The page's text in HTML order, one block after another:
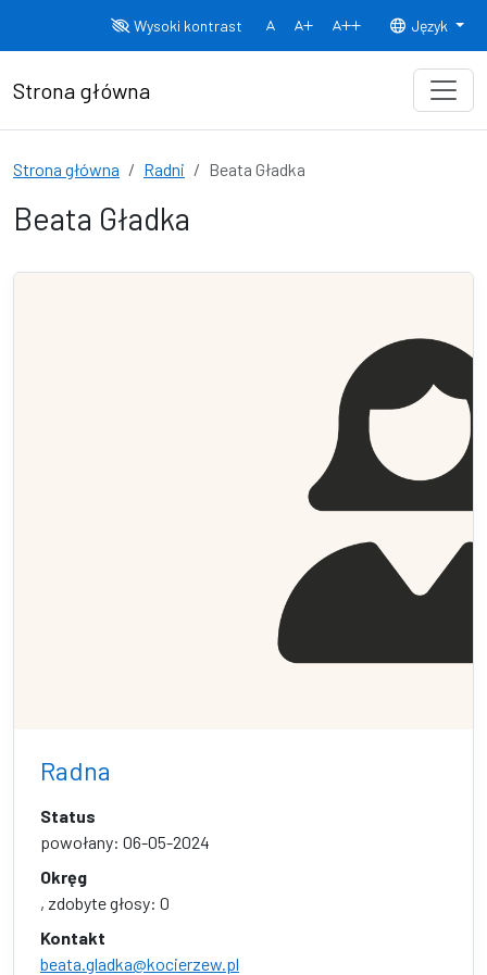
Wysoki kontrast
Normalny rozmiar czcionki
Rozmiar czcionki 150% Rozmiar
Język
Strona główna
Strona główna Radni Beata Gładka
Beata Gładka
Radna
Status
powołany: 06-05-2024
Okręg
, zdobyte głosy: 0
Kontakt
beata.gladka@kocierzew.pl